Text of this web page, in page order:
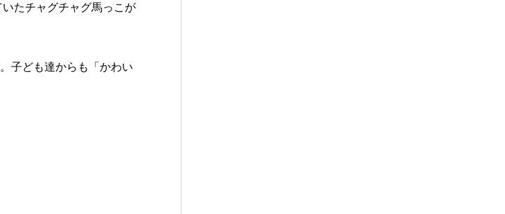
たチャグチャグ馬っこが
子ども達からも「かわい